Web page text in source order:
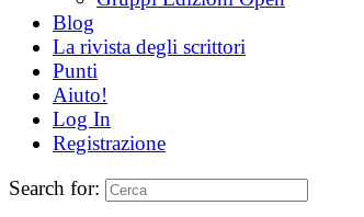
Blog
La rivista degli scrittori
Punti
Aiuto!
Log In
Registrazione
Search for: